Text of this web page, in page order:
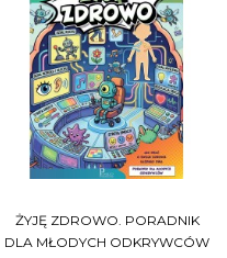
ŻYJĘ ZDROWO. PORADNIK
DLA MŁODYCH ODKRYWCÓW